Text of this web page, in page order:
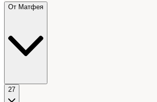
От Матфея
27